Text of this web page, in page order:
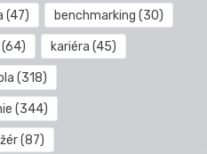
(47) benchmarking (30)
(64) kariéra (45)
(318)
(344)
(87)